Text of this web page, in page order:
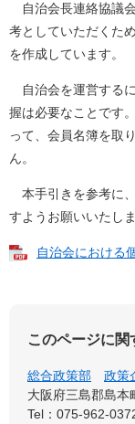
自治会長連絡協議
考としていただくた
を作成しています。
自治会を運営する
握は必要なことです
って、会員名簿を取
ん。
本手引きを参考に
すようお願いいたしま
自治会における
このページに
総合政策部 政策
大阪府三島郡島本
Tel：075-962-